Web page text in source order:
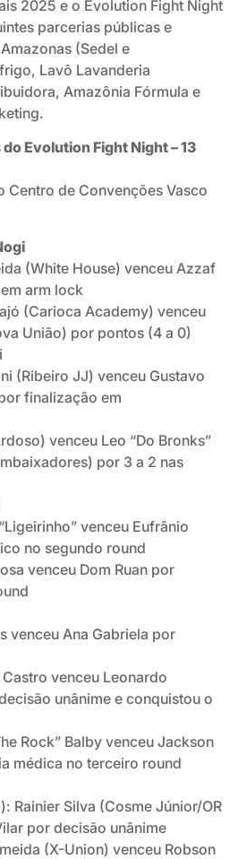
2025 e o Evolution Fight Night
parcerias públicas e
(Sedel e
Lavô Lavanderia
Amazônia Fórmula e
Evolution Fight Night – 13
Centro de Convenções Vasco
(White House) venceu Azzaf
arm lock
(Carioca Academy) venceu
União) por pontos (4 a 0)
(Ribeiro JJ) venceu Gustavo
finalização em
venceu Leo “Do Bronks”
por 3 a 2 nas
venceu Eufrânio
no segundo round
venceu Dom Ruan por
venceu Ana Gabriela por
venceu Leonardo
unânime e conquistou o
Rock” Balby venceu Jackson
médica no terceiro round
Rainier Silva (Cosme Júnior/OR
por decisão unânime
(X-Union) venceu Robson